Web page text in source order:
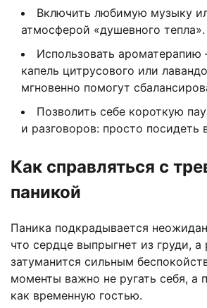
Включить любимую музыку
атмосферой «душевного тепла».
Использовать ароматерапию
капель цитрусового или
мгновенно помогут
Позволить себе короткую
и разговоров: просто посидеть
Как справляться с
паникой
Паника подкрадывается
что сердце выпрыгнет из груди, а
затуманится сильным
моменты важно не ругать себя, а
как временную гостью.